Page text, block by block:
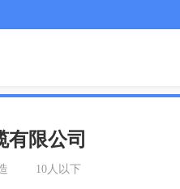
有限公司
10人以下